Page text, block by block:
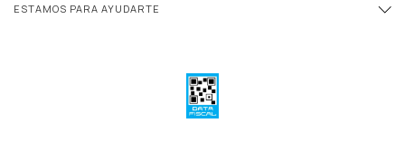
ESTAMOS PARA AYUDARTE